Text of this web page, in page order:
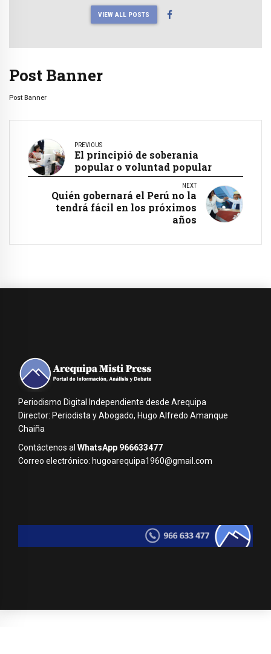
VIEW ALL POSTS
Post Banner
Post Banner
PREVIOUS
El principió de soberanía
popular o voluntad popular
NEXT
Quién gobernará el Perú no la
tendrá fácil en los próximos
años
Periodismo Digital Independiente desde Arequipa
Director: Periodista y Abogado, Hugo Alfredo Amanque
Chaiña
Contáctenos al WhatsApp 966633477
Correo electrónico: hugoarequipa1960@gmail.com